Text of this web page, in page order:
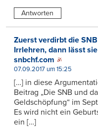
Antworten
Zuerst verdirbt die
Irrlehren, dann lässt
snbchf.com
07.09.2017 um 15:25
[…] in diese
Beitrag „Die SNB und
Geldschöpfung“ im
Es wird nicht ein
ein […]